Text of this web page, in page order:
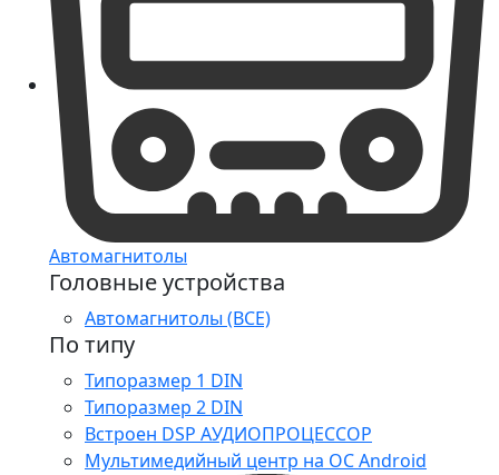
Автомагнитолы
Головные устройства
Автомагнитолы (ВСЕ)
По типу
Типоразмер 1 DIN
Типоразмер 2 DIN
Встроен DSP АУДИОПРОЦЕССОР
Мультимедийный центр на ОС Android